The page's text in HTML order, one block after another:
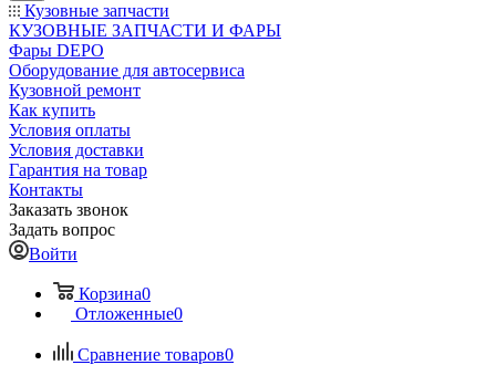
Кузовные запчасти
КУЗОВНЫЕ ЗАПЧАСТИ И ФАРЫ
Фары DEPO
Оборудование для автосервиса
Кузовной ремонт
Как купить
Условия оплаты
Условия доставки
Гарантия на товар
Контакты
Заказать звонок
Задать вопрос
Войти
Корзина0
Отложенные0
Сравнение товаров0